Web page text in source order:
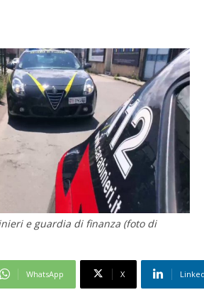
e guardia di finanza (foto di
WhatsApp X